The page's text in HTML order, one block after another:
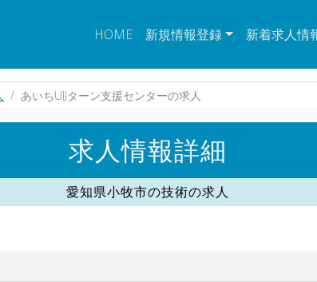
HOME 新規情報登録 新着求人情
あいちUIJターン支援センターの求人
求人情報詳細
愛知県小牧市の技術の求人